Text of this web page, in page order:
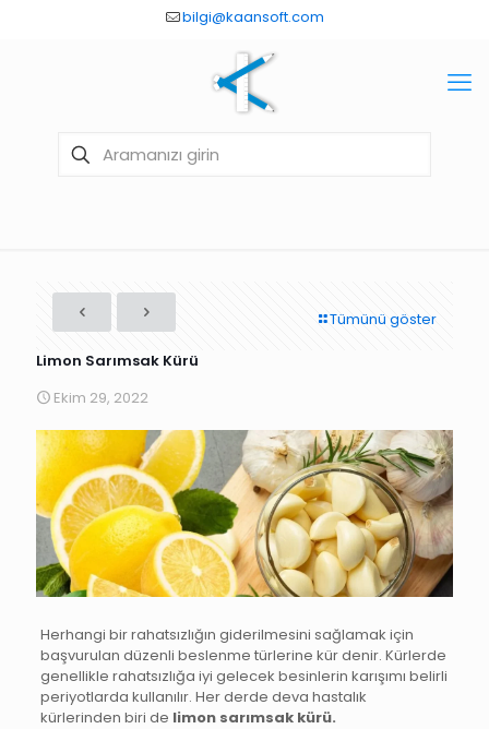
bilgi@kaansoft.com
Tümünü göster
Limon Sarımsak Kürü
Ekim 29, 2022
Herhangi bir rahatsızlığın giderilmesini sağlamak için
başvurulan düzenli beslenme türlerine kür denir. Kürlerde
genellikle rahatsızlığa iyi gelecek besinlerin karışımı belirli
periyotlarda kullanılır. Her derde deva hastalık
kürlerinden biri de limon sarımsak kürü.